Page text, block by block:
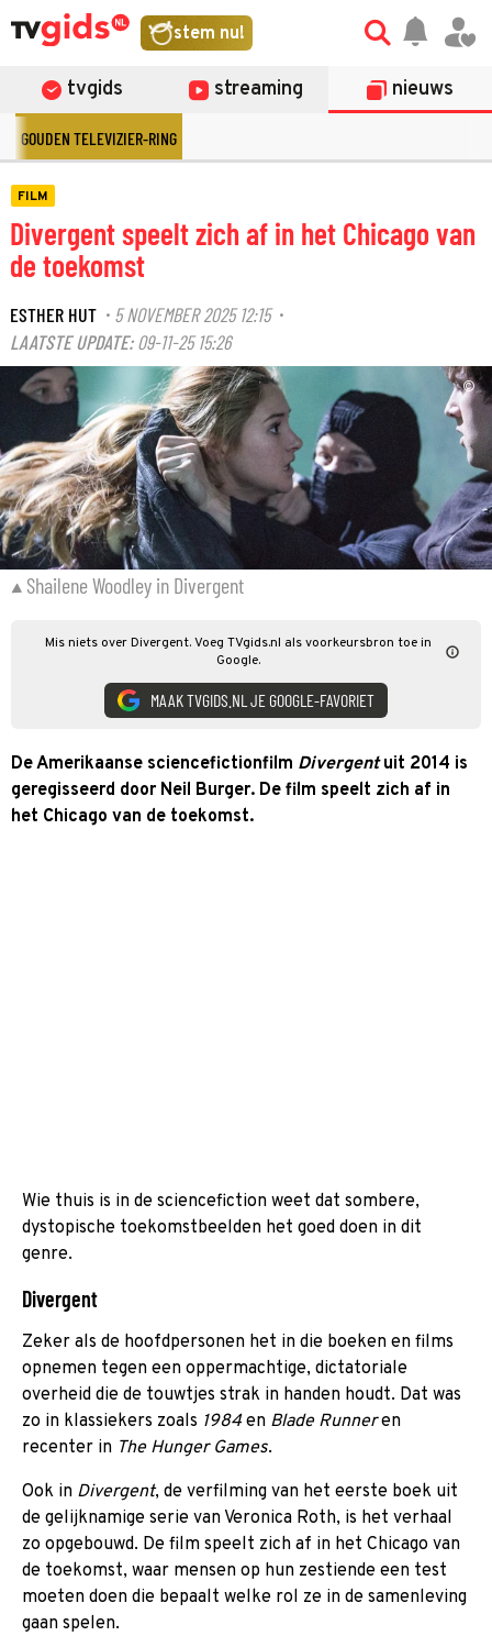
stem nu!
tvgids streaming nieuws
GOUDEN TELEVIZIER-RING
FILM
Divergent speelt zich af in het Chicago van
de toekomst
ESTHER HUT · 5 NOVEMBER 2025 12:15·
LAATSTE UPDATE: 09-11-25 15:26
©
Shailene Woodley in Divergent
Mis niets over Divergent. Voeg TVgids.nl als voorkeursbron toe in
Google.
MAAK TVGIDS.NL JE GOOGLE-FAVORIET
De Amerikaanse sciencefictionfilm Divergentuit 2014 is
geregisseerd door Neil Burger. De film speelt zich af in
het Chicago van de toekomst.
Wie thuis is in de sciencefiction weet dat sombere,
dystopische toekomstbeelden het goed doen in dit
genre.
Divergent
Zeker als de hoofdpersonen het in die boeken en films
opnemen tegen een oppermachtige, dictatoriale
overheid die de touwtjes strak in handen houdt. Dat was
zo in klassiekers zoals 1984en Blade Runneren
recenter in The Hunger Games.
Ook in Divergent, de verfilming van het eerste boek uit
de gelijknamige serie van Veronica Roth, is het verhaal
zo opgebouwd. De film speelt zich af in het Chicago van
de toekomst, waar mensen op hun zestiende een test
moeten doen die bepaalt welke rol ze in de samenleving
gaan spelen.